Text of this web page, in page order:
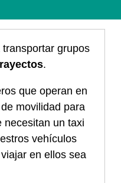
transportar grupos
.
que operan en
movilidad para
necesitan un taxi
vehículos
en ellos sea